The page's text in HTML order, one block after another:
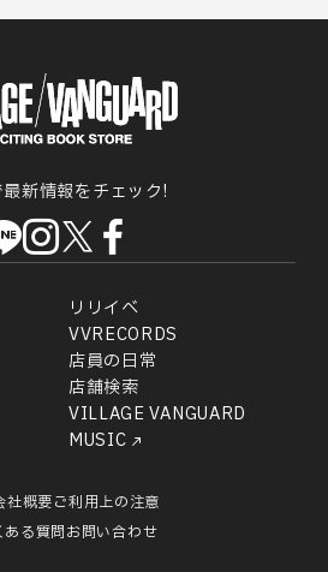
新情報をチェック!
リリイベ
VVRECORDS
店員の日常
店舗検索
VILLAGE VANGUARD
MUSIC
社概要ご利用上の注意
ある質問お問い合わせ